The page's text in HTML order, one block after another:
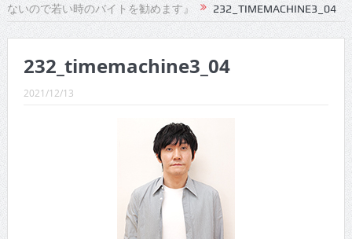
CINEMA×STYLE 291号
CINEMA×STYLE 289号
CINEMA×STYLE 287号
CINEMA×STYLE 285号
CINEMA×STYLE 294号
ないので若い時のバイトを勧めます』
232_TIMEMACHINE3_04
232_timemachine3_04
2021/12/13